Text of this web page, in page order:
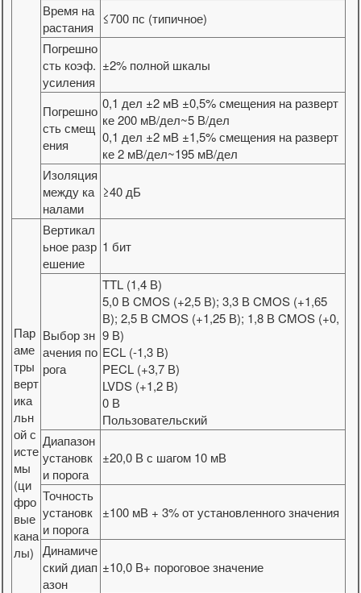
Время на
растания
≤700 пс (типичное)
Погрешно
сть коэф.
усиления
±2% полной шкалы
Погрешно
сть смещ
ения
0,1 дел ±2 мВ ±0,5% смещения на разверт
ке 200 мВ/дел~5 В/дел
0,1 дел ±2 мВ ±1,5% смещения на разверт
ке 2 мВ/дел~195 мВ/дел
Изоляция
между ка
налами
≥40 дБ
Пар
аме
тры
верт
ика
льн
ой с
исте
мы
(ци
фро
вые
кана
лы)
Вертикал
ьное разр
ешение
1 бит
Выбор зн
ачения по
рога
TTL (1,4 В)
5,0 В CMOS (+2,5 В); 3,3 В CMOS (+1,65
В); 2,5 В CMOS (+1,25 В); 1,8 В CMOS (+0,
9 В)
ECL (-1,3 В)
PECL (+3,7 В)
LVDS (+1,2 В)
0 В
Пользовательский
Диапазон
установк
и порога
±20,0 В с шагом 10 мВ
Точность
установк
и порога
±100 мВ + 3% от установленного значения
Динамиче
ский диап
азон
±10,0 В+ пороговое значение